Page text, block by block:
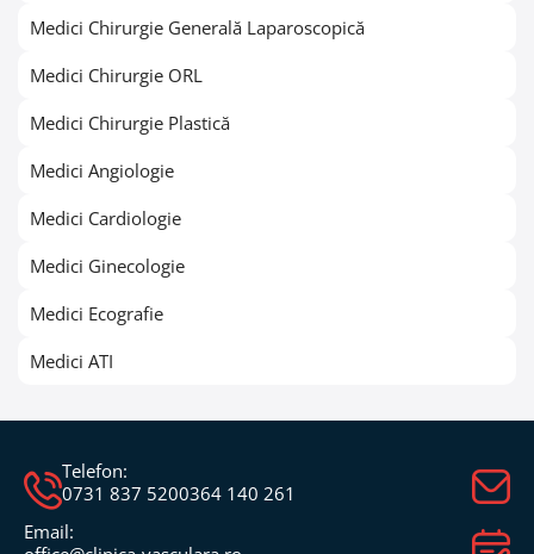
Medici Chirurgie Generală Laparoscopică
Medici Chirurgie ORL
Medici Chirurgie Plastică
Medici Angiologie
Medici Cardiologie
Medici Ginecologie
Medici Ecografie
Medici ATI
Telefon:
0731 837 5200364 140 261
Email: